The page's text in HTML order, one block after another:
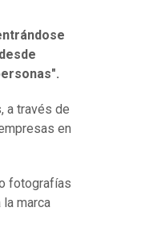
a través de
en
fotografías
marca